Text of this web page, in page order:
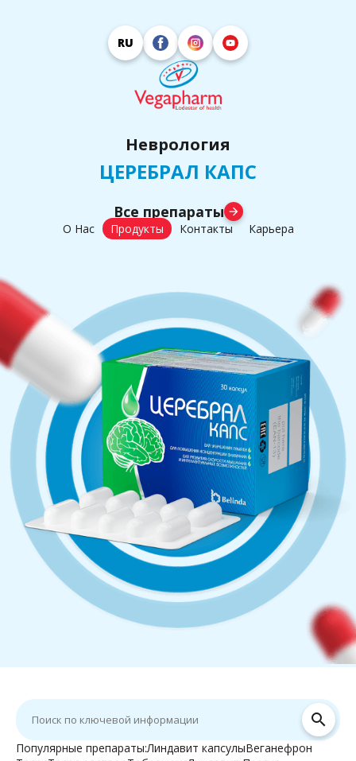
RU
Неврология
ЦЕРЕБРАЛ КАПС
Все препараты arrow_forward
О Нас Продукты Контакты Карьера
search
Популярные препараты:Линдавит капсулыВеганефрон